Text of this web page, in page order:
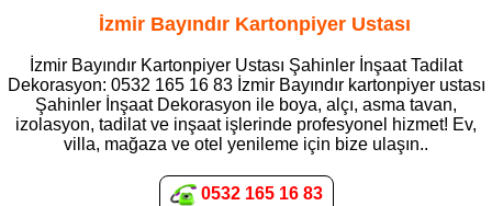
İzmir Bayındır Kartonpiyer Ustası
İzmir Bayındır Kartonpiyer Ustası Şahinler İnşaat Tadilat
Dekorasyon: 0532 165 16 83 İzmir Bayındır kartonpiyer ustası
Şahinler İnşaat Dekorasyon ile boya, alçı, asma tavan,
izolasyon, tadilat ve inşaat işlerinde profesyonel hizmet! Ev,
villa, mağaza ve otel yenileme için bize ulaşın..
0532 165 16 83